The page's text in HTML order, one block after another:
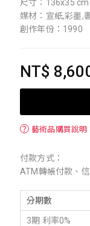
尺寸：136x35 cm
媒材：宣紙,彩墨,
創作年份：1990
NT$
？ 藝術品購買說明
付款方式：
ATM轉帳付款、
分期數
3期 利率0%